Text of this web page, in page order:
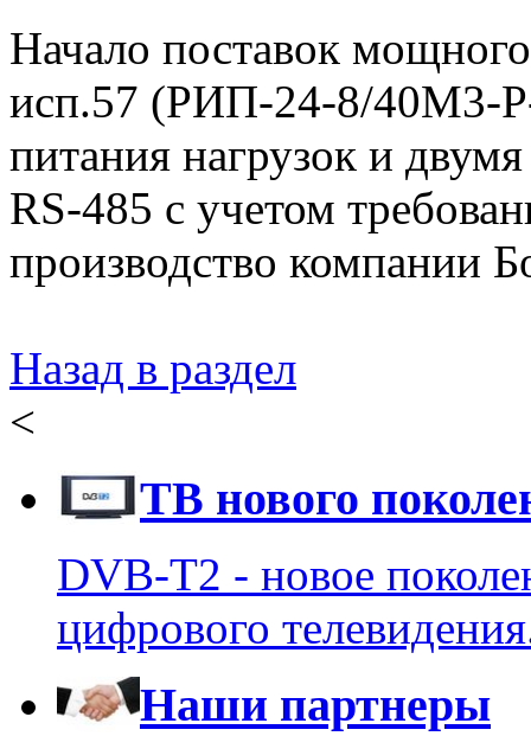
Начало поставок
исп.57 (РИП-24-8/40М3-
питания нагрузок и
RS-485 с учетом
производство компании
Назад в раздел
<
ТВ нового
DVB-T2 - новое
цифрового
Наши партнеры